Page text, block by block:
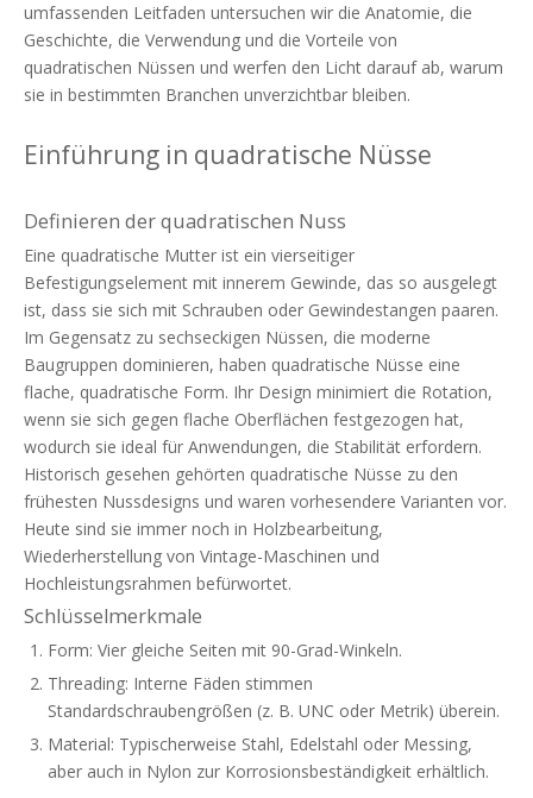
umfassenden Leitfaden untersuchen wir die Anatomie, die
Geschichte, die Verwendung und die Vorteile von
quadratischen Nüssen und werfen den Licht darauf ab, warum
sie in bestimmten Branchen unverzichtbar bleiben.
Einführung in quadratische Nüsse
Definieren der quadratischen Nuss
Eine quadratische Mutter ist ein vierseitiger
Befestigungselement mit innerem Gewinde, das so ausgelegt
ist, dass sie sich mit Schrauben oder Gewindestangen paaren.
Im Gegensatz zu sechseckigen Nüssen, die moderne
Baugruppen dominieren, haben quadratische Nüsse eine
flache, quadratische Form. Ihr Design minimiert die Rotation,
wenn sie sich gegen flache Oberflächen festgezogen hat,
wodurch sie ideal für Anwendungen, die Stabilität erfordern.
Historisch gesehen gehörten quadratische Nüsse zu den
frühesten Nussdesigns und waren vorhesendere Varianten vor.
Heute sind sie immer noch in Holzbearbeitung,
Wiederherstellung von Vintage-Maschinen und
Hochleistungsrahmen befürwortet.
Schlüsselmerkmale
Form: Vier gleiche Seiten mit 90-Grad-Winkeln.
Threading: Interne Fäden stimmen
Standardschraubengrößen (z. B. UNC oder Metrik) überein.
Material: Typischerweise Stahl, Edelstahl oder Messing,
aber auch in Nylon zur Korrosionsbeständigkeit erhältlich.